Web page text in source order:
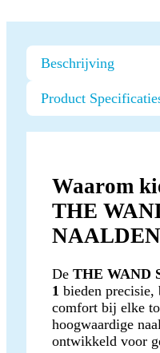
Beschrijving
Product
Waarom
THE
De THE WAND
1 bieden precisie,
comfort bij elke
hoogwaardige
ontwikkeld voor